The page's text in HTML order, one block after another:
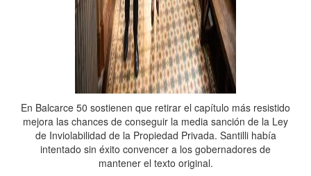
En Balcarce 50 sostienen que retirar el capítulo más resistido
mejora las chances de conseguir la media sanción de la Ley
de Inviolabilidad de la Propiedad Privada. Santilli había
intentado sin éxito convencer a los gobernadores de
mantener el texto original.